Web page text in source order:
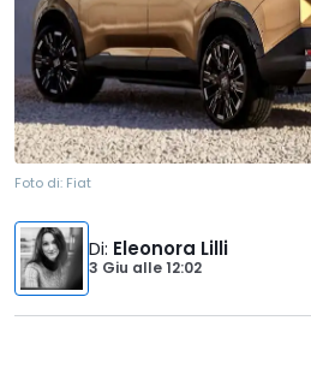
Foto di: Fiat
Di: Eleonora Lilli
3 Giu alle12:02